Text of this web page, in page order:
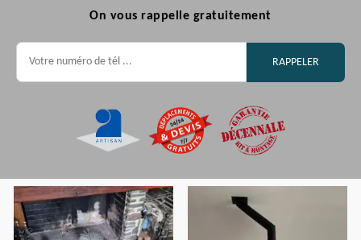
On vous rappelle gratuitement